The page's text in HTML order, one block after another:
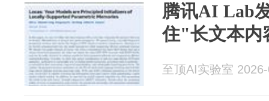
腾讯AI Lab
住"长文本内
至顶AI实验室